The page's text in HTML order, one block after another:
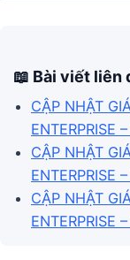
📖 Bài viết liên
CẬP NHẬT
CẬP NHẬT
CẬP NHẬT
ENTERPRISE